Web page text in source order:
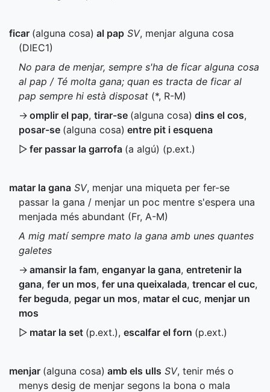
ficar (alguna cosa) al pap SV, menjar alguna cosa
(DIEC1)
No para de menjar, sempre s'ha de ficar alguna cosa
al pap / Té molta gana; quan es tracta de ficar al
pap sempre hi està disposat (*, R-M)
→ omplir el pap, tirar-se (alguna cosa) dins el cos,
posar-se (alguna cosa) entre pit i esquena
▷ fer passar la garrofa (a algú) (p.ext.)
matar la gana SV, menjar una miqueta per fer-se
passar la gana / menjar un poc mentre s'espera una
menjada més abundant (Fr, A-M)
A mig matí sempre mato la gana amb unes quantes
galetes
→ amansir la fam, enganyar la gana, entretenir la
gana, fer un mos, fer una queixalada, trencar el cuc,
fer beguda, pegar un mos, matar el cuc, menjar un
mos
▷ matar la set (p.ext.), escalfar el forn (p.ext.)
menjar (alguna cosa) amb els ulls SV, tenir més o
menys desig de menjar segons la bona o mala